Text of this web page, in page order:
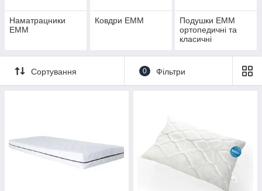
Наматрацники
ЕММ
Ковдри ЕММ
Подушки ЕММ
ортопедичні та
класичні
Сортування 0 Фільтри